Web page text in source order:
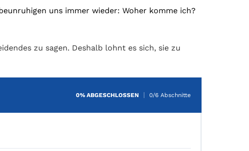
uns immer wieder: Woher komme ich?
zu sagen. Deshalb lohnt es sich, sie zu
0% ABGESCHLOSSEN 0/6 Abschnitte